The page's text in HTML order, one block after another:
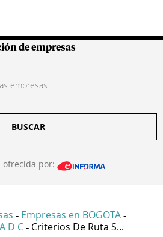
Colombianas
de empresas
BUSCAR
ofrecida por:
- Empresas en BOGOTA -
D C - Criterios De Ruta S...